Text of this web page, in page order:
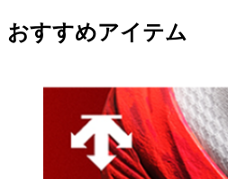
おすすめアイテム